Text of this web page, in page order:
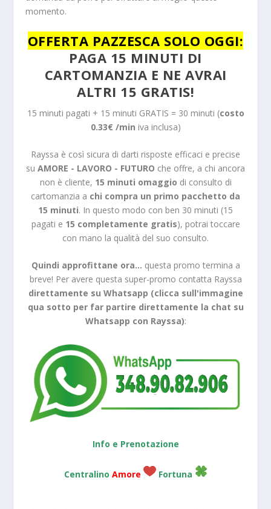
momento.
OFFERTA PAZZESCA SOLO OGGI:
PAGA 15 MINUTI DI
CARTOMANZIA E NE AVRAI
ALTRI 15 GRATIS!
15 minuti pagati + 15 minuti GRATIS = 30 minuti (costo
0.33€ /min iva inclusa)
Rayssa è così sicura di darti risposte efficaci e precise
su AMORE - LAVORO - FUTURO che offre, a chi ancora
non è cliente, 15 minuti omaggio di consulto di
cartomanzia a chi compra un primo pacchetto da
15 minuti. In questo modo con ben 30 minuti (15
pagati e 15 completamente gratis), potrai toccare
con mano la qualità del suo consulto.
Quindi approfittane ora... questa promo termina a
breve! Per avere questa super-promo contatta Rayssa
direttamente su Whatsapp (clicca sull'immagine
qua sotto per far partire direttamente la chat su
Whatsapp con Rayssa):
Info e Prenotazione
Centralino Amore Fortuna